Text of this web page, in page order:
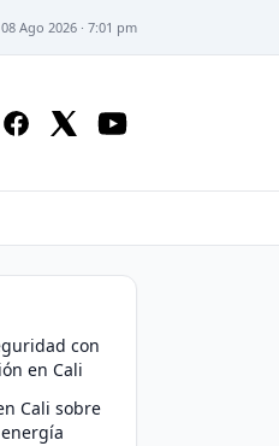
Ago 2026 · 7:01 pm
con
en Cali
Cali sobre